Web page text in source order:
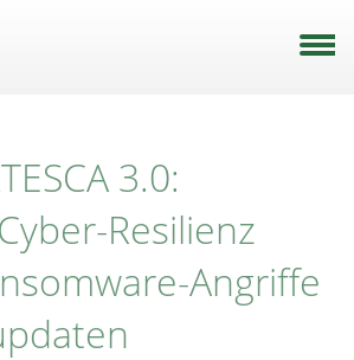
3.0:
Resilienz
Angriffe